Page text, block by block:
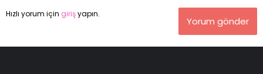
Hızlı yorum için girişyapın.
Yorum gönder